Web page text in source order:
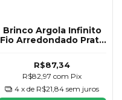
Brinco Argola Infinito
Fio Arredondado Prata
R$87,34
R$82,97com Pix
4 x de R$21,84 sem juros